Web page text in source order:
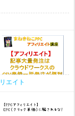
今回の動画では、 アフ
エイト